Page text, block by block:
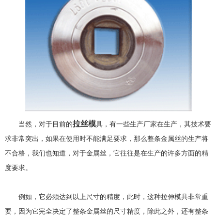
当然，对于目前的拉丝模具，有一些生产厂家在生产，其技术要
求非常突出，如果在使用时不能满足要求，那么整条金属丝的生产将
不合格，我们也知道，对于金属丝，它往往是在生产的许多方面的精
度要求。
例如，它必须达到以上尺寸的精度，此时，这种拉伸模具非常重
要，因为它完全决定了整条金属丝的尺寸精度，除此之外，还有整条